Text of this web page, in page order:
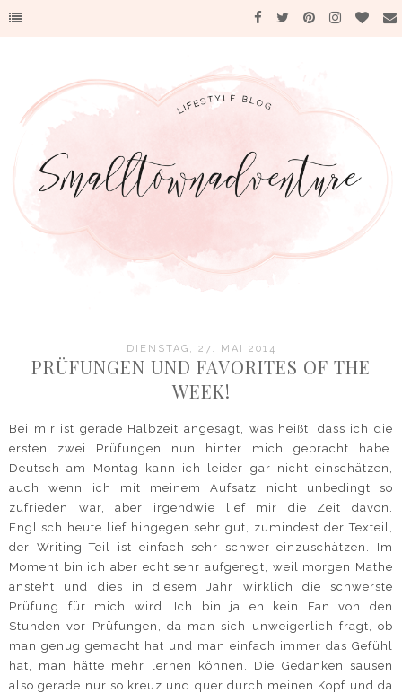
DIENSTAG, 27. MAI 2014
PRÜFUNGEN UND FAVORITES OF THE
WEEK!
Bei mir ist gerade Halbzeit angesagt, was heißt, dass ich die
ersten zwei Prüfungen nun hinter mich gebracht habe.
Deutsch am Montag kann ich leider gar nicht einschätzen,
auch wenn ich mit meinem Aufsatz nicht unbedingt so
zufrieden war, aber irgendwie lief mir die Zeit davon.
Englisch heute lief hingegen sehr gut, zumindest der Texteil,
der Writing Teil ist einfach sehr schwer einzuschätzen. Im
Moment bin ich aber echt sehr aufgeregt, weil morgen Mathe
ansteht und dies in diesem Jahr wirklich die schwerste
Prüfung für mich wird. Ich bin ja eh kein Fan von den
Stunden vor Prüfungen, da man sich unweigerlich fragt, ob
man genug gemacht hat und man einfach immer das Gefühl
hat, man hätte mehr lernen können. Die Gedanken sausen
also gerade nur so kreuz und quer durch meinen Kopf und da